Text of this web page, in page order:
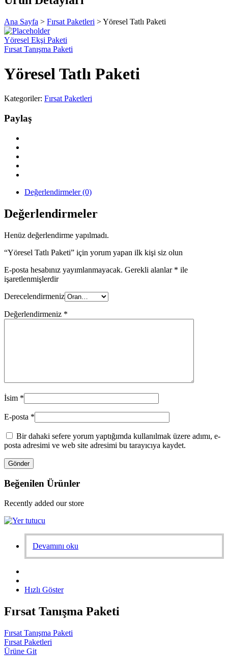
Ana Sayfa > Fırsat Paketleri >Yöresel Tatlı Paketi
Yöresel Ekşi Paketi
Fırsat Tanışma Paketi
Yöresel Tatlı Paketi
Kategoriler: Fırsat Paketleri
Paylaş
Değerlendirmeler (0)
Değerlendirmeler
Henüz değerlendirme yapılmadı.
“Yöresel Tatlı Paketi” için yorum yapan ilk kişi siz olun
E-posta hesabınız yayımlanmayacak. Gerekli alanlar * ile
işaretlenmişlerdir
Derecelendirmeniz
Değerlendirmeniz *
İsim *
E-posta *
Bir dahaki sefere yorum yaptığımda kullanılmak üzere adımı, e-
posta adresimi ve web site adresimi bu tarayıcıya kaydet.
Beğenilen Ürünler
Recently added our store
Devamını oku
Hızlı Göster
Fırsat Tanışma Paketi
Fırsat Tanışma Paketi
Fırsat Paketleri
Ürüne Git